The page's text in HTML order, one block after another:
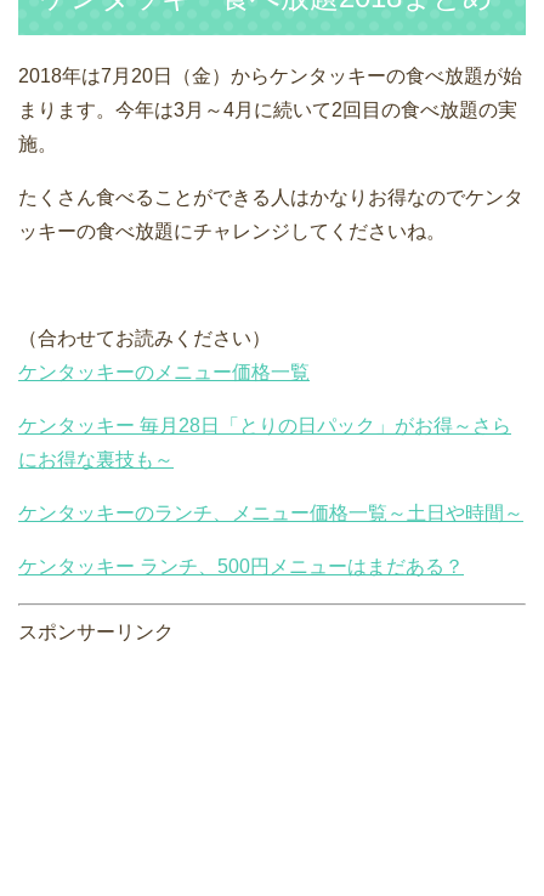
2018年は7月20日（金）からケンタッキーの食べ放題が始
まります。今年は3月～4月に続いて2回目の食べ放題の実
施。
たくさん食べることができる人はかなりお得なのでケンタ
ッキーの食べ放題にチャレンジしてくださいね。
（合わせてお読みください）
ケンタッキーのメニュー価格一覧
ケンタッキー 毎月28日「とりの日パック」がお得～さら
にお得な裏技も～
ケンタッキーのランチ、メニュー価格一覧～土日や時間～
ケンタッキー ランチ、500円メニューはまだある？
スポンサーリンク